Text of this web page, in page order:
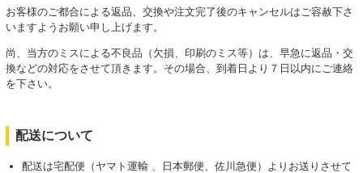
お客様のご都合による返品、交換や注文完了後のキャンセルはご容赦下さ
いますようお願い申し上げます。
尚、当方のミスによる不良品（欠損、印刷のミス等）は、早急に返品・交
換などの対応をさせて頂きます。その場合、到着日より７日以内にご連絡
を下さい。
配送について
配送は宅配便（ヤマト運輸 、日本郵便、佐川急便）よりお送りさせて